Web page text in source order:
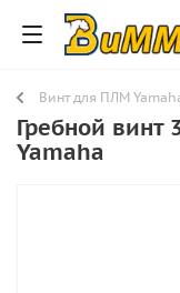
Винт для ПЛМ
Гребной
Yamaha